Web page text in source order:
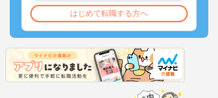
はじめて転職する方へ